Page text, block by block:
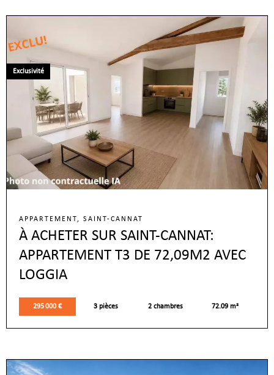
APPARTEMENT, SAINT-CANNAT
À ACHETER SUR SAINT-CANNAT:
APPARTEMENT T3 DE 72,09M2 AVEC
LOGGIA
295 000 € 3 pièces 2 chambres 72.09 m²
Exclusivité